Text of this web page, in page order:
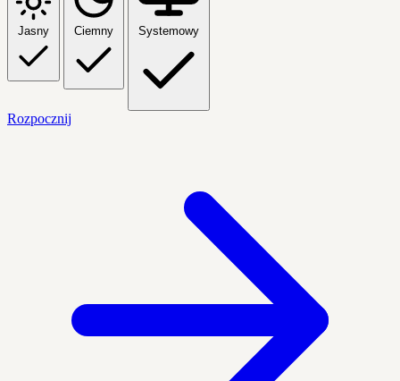
Jasny Ciemny Systemowy
Rozpocznij